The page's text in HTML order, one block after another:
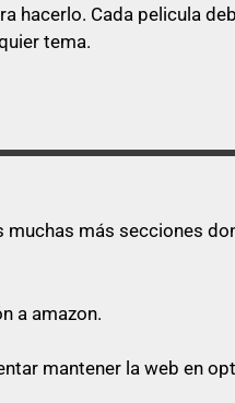
quien quiera sin ninguna
Cada pelicula
tema.
más secciones
a amazon.
mantener la web en